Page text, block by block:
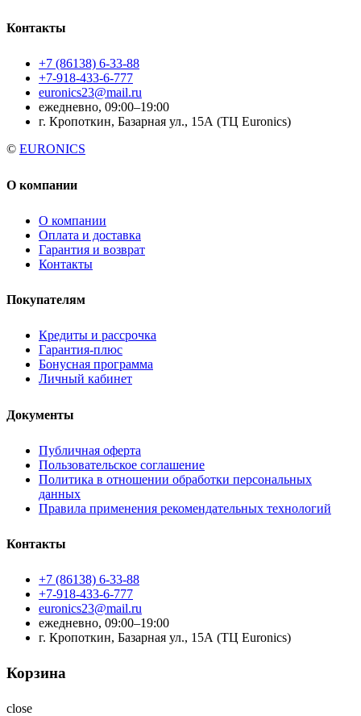
Контакты
+7 (86138) 6-33-88
+7-918-433-6-777
euronics23@mail.ru
ежедневно, 09:00–19:00
г. Кропоткин, Базарная ул., 15А (ТЦ Euronics)
© EURONICS
О компании
О компании
Оплата и доставка
Гарантия и возврат
Контакты
Покупателям
Кредиты и рассрочка
Гарантия-плюс
Бонусная программа
Личный кабинет
Документы
Публичная оферта
Пользовательское соглашение
Политика в отношении обработки персональных
данных
Правила применения рекомендательных технологий
Контакты
+7 (86138) 6-33-88
+7-918-433-6-777
euronics23@mail.ru
ежедневно, 09:00–19:00
г. Кропоткин, Базарная ул., 15А (ТЦ Euronics)
Корзина
close